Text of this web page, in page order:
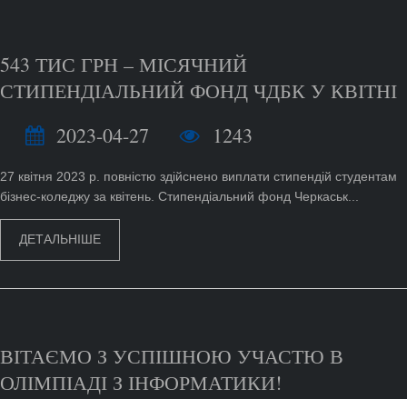
543 ТИС ГРН – МІСЯЧНИЙ
СТИПЕНДІАЛЬНИЙ ФОНД ЧДБК У КВІТНІ
2023-04-27
1243
27 квітня 2023 р. повністю здійснено виплати стипендій студентам
бізнес-коледжу за квітень. Стипендіальний фонд Черкаськ...
ДЕТАЛЬНІШЕ
ВІТАЄМО З УСПІШНОЮ УЧАСТЮ В
ОЛІМПІАДІ З ІНФОРМАТИКИ!